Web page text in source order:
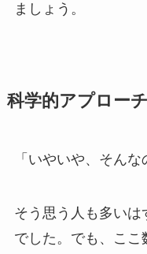
ましょう。
科学的アプロー
「いやいや、そん
そう思う人も多いは
でした。でも、こ